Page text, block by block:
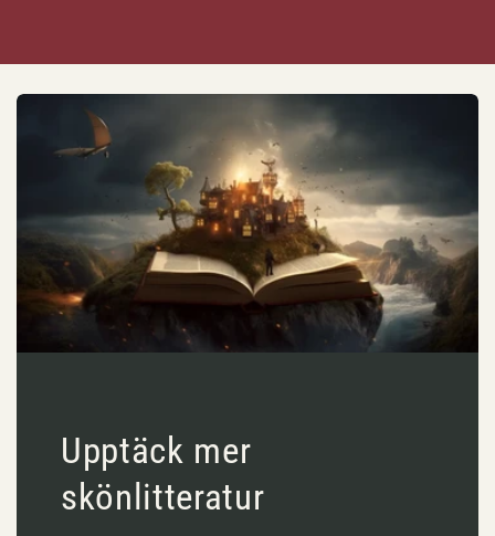
Upptäck mer
skönlitteratur